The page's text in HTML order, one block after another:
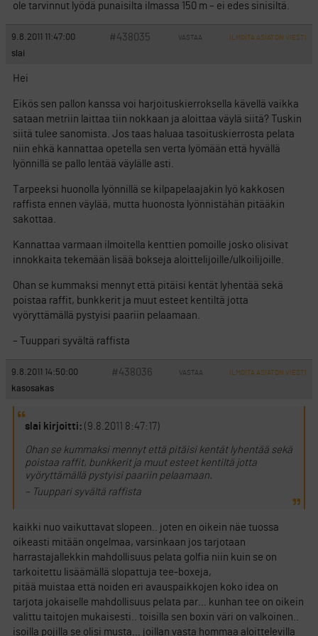
ole tarvinnut lyödä punaisilta ilmassa 150 m – ei edes sinisiltä.
9.8.2011 11:47:00 #438035 VASTAA ILMOITA ASIATON VIESTI
slai
Hei
Eikös sen pallon kanssa voi harjoituskierroksella kävellä vaikka
sataan metriin laittaa tiin nokkaan ja aloittaa väylä siitä? Tuskin
siitä tulee sanomista. Jos taas haluaa tasoituskierrosta pelata
niin ehkä kannattaa opetella sen verta lyömään että hyvällä
lyönnillä se pallo lentää väylälle asti.
Tarpeeksi huonolla lyönnillä se kilpapelaajakin lyö kakkosen
raffista ennen väylää, mutta huonosta lyönnistähän pitääkin
sakottaa.
Kannattaa varmaan ilmoitella kenttien pomoille josko olisivat
innokkaita tekemään lisää bokseja aloittelijoille/ulkoilijoille.
Ohan se kummaksi mennyt että pitäisi kentät lyhentää sekä
poistaa raffit, bunkkerit ja muut esteet kentiltä jotta
vyöryttämällä pystyisi paariin pelaamaan.
– Tuuppari syvältä raffista
9.8.2011 14:50:00 #438036 VASTAA ILMOITA ASIATON VIESTI
kasosakas
slai kirjoitti: (9.8.2011 8:47:17)
Ohan se kummaksi mennyt että pitäisi kentät lyhentää sekä
poistaa raffit, bunkkerit ja muut esteet kentiltä jotta
vyöryttämällä pystyisi paariin pelaamaan.
– Tuuppari syvältä raffista
kaikki nuo vaikuttavat slopeen.. joten en oikein näe tuossa
oikeasti mitään ongelmaa, varsinkaan jos tarjotaan
harrastajallekkin mahdollisuus pelata golfia niin kuin se on
tarkoitettu lisäämällä slopattuja tee-boxeja,
pitää muistaa että noiden eri avauspaikkojen koko idea on
tarjota jokaiselle mahdollisuus pelata par… kunhan tee on oikein
valittu taitojen mukaisesti.. toisilla sen boxin väri on valkoinen..
isoilla pojilla se olisi musta… joillan vasta hommaa aloittelevilla